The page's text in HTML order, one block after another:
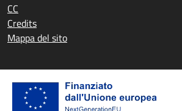
CC
Credits
Mappa del sito